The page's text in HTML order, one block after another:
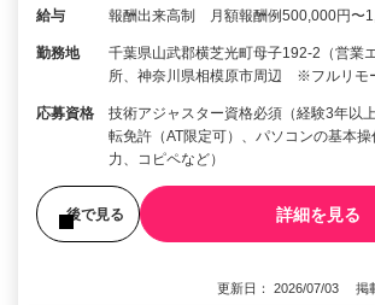
給与 報酬出来高制 月額報酬例500,000円〜
勤務地
千葉県山武郡横芝光町母子192-2（営業
所、神奈川県相模原市周辺 ※フルリモ
応募資格
技術アジャスター資格必須（経験3年以
転免許（AT限定可）、パソコンの基本
力、コピペなど）
後で見る 詳細を見る
更新日： 2026/07/03 掲